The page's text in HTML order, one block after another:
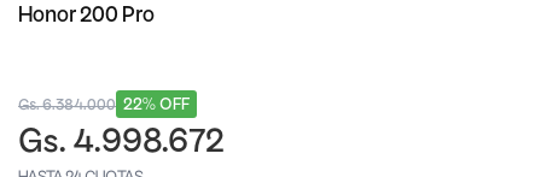
Honor 200 Pro
22% OFF
Gs. 6.384.000
Gs. 4.998.672